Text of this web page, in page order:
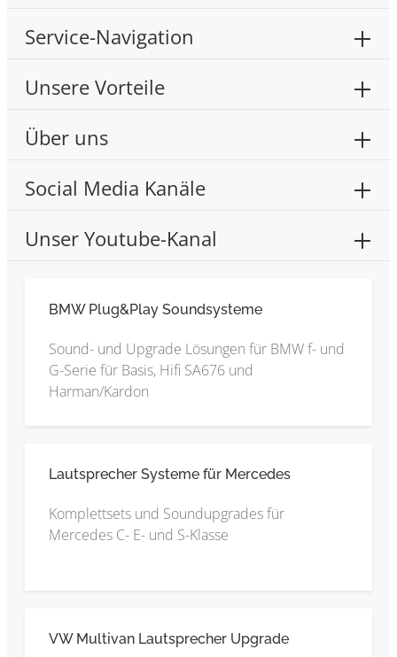
Service-Navigation
Unsere Vorteile
Über uns
Social Media Kanäle
Unser Youtube-Kanal
BMW Plug&Play Soundsysteme
Sound- und Upgrade Lösungen für BMW f- und
G-Serie für Basis, Hifi SA676 und
Harman/Kardon
Lautsprecher Systeme für Mercedes
Komplettsets und Soundupgrades für
Mercedes C- E- und S-Klasse
VW Multivan Lautsprecher Upgrade